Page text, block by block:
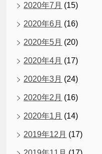
2020年7月 (15)
2020年6月 (16)
2020年5月 (20)
2020年4月 (17)
2020年3月 (24)
2020年2月 (16)
2020年1月 (14)
2019年12月 (17)